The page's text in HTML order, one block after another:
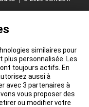
similaires pour
plus personnalisée. Les
toujours actifs. En
aussi à
avec 3 partenaires à
vous proposer des
ou modifier votre